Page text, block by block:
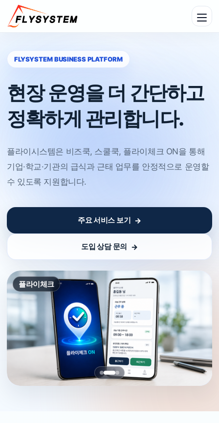
FLYSYSTEM BUSINESS PLATFORM
현장 운영을 더 간단하고
정확하게 관리합니다.
플라이시스템은 비즈쿡, 스쿨쿡, 플라이체크 ON을 통해
기업·학교·기관의 급식과 근태 업무를 안정적으로 운영할
수 있도록 지원합니다.
주요 서비스 보기
도입 상담 문의
플라이체크